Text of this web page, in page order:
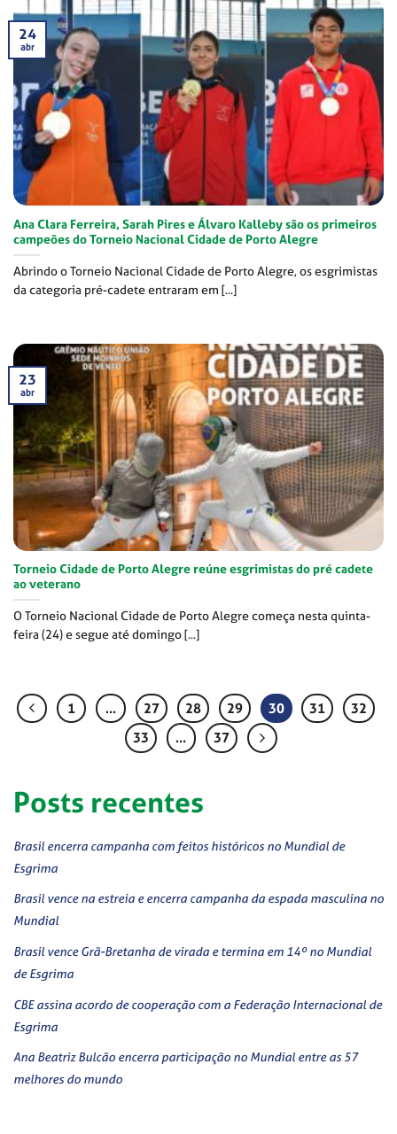
Ana Clara Ferreira, Sarah Pires e Álvaro Kalleby são os primeiros
campeões do Torneio Nacional Cidade de Porto Alegre
Abrindo o Torneio Nacional Cidade de Porto Alegre, os esgrimistas
da categoria pré-cadete entraram em [...]
24
abr
Torneio Cidade de Porto Alegre reúne esgrimistas do pré cadete
ao veterano
O Torneio Nacional Cidade de Porto Alegre começa nesta quinta-
feira (24) e segue até domingo [...]
23
abr
1 … 27 28 29 30 31
32
33
… 37
Posts recentes
Brasil encerra campanha com feitos históricos no Mundial de
Esgrima
Brasil vence na estreia e encerra campanha da espada masculina no
Mundial
Brasil vence Grã-Bretanha de virada e termina em 14º no Mundial
de Esgrima
CBE assina acordo de cooperação com a Federação Internacional de
Esgrima
Ana Beatriz Bulcão encerra participação no Mundial entre as 57
melhores do mundo